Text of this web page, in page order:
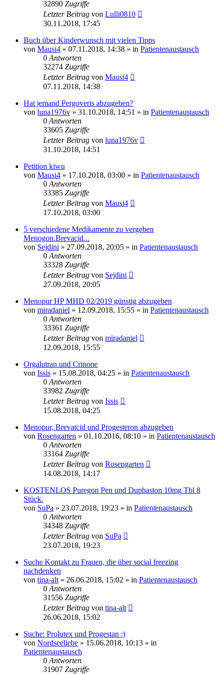
32890 Zugriffe
Letzter Beitrag von Lulli0810
30.11.2018, 17:45
Buch über Kinderwunsch mit vielen Tipps
von Mausi4 » 07.11.2018, 14:38 » in Patientenaustausch
0 Antworten
32274 Zugriffe
Letzter Beitrag von Mausi4
07.11.2018, 14:38
Hat jemand Pergoveris abzugeben?
von luna1976v » 31.10.2018, 14:51 » in Patientenaustausch
0 Antworten
33605 Zugriffe
Letzter Beitrag von luna1976v
31.10.2018, 14:51
Petition kiwu
von Mausi4 » 17.10.2018, 03:00 » in Patientenaustausch
0 Antworten
33385 Zugriffe
Letzter Beitrag von Mausi4
17.10.2018, 03:00
5 verschiedene Medikamente zu vergeben
Menogon.Brevacid...
von Sejdini » 27.09.2018, 20:05 » in Patientenaustausch
0 Antworten
33328 Zugriffe
Letzter Beitrag von Sejdini
27.09.2018, 20:05
Menopur HP MHD 02/2019 günstig abzugeben
von miradaniel » 12.09.2018, 15:55 » in Patientenaustausch
0 Antworten
33361 Zugriffe
Letzter Beitrag von miradaniel
12.09.2018, 15:55
Orgalutran und Crinone
von Issis » 15.08.2018, 04:25 » in Patientenaustausch
0 Antworten
33982 Zugriffe
Letzter Beitrag von Issis
15.08.2018, 04:25
Menopur, Brevatcid und Progesteron abzugeben
von Rosengarten » 01.10.2016, 08:10 » in Patientenaustausch
0 Antworten
33164 Zugriffe
Letzter Beitrag von Rosengarten
14.08.2018, 14:17
KOSTENLOS Puregon Pen und Duphaston 10mg Tbl 8
Stück.
von SuPa » 23.07.2018, 19:23 » in Patientenaustausch
0 Antworten
34348 Zugriffe
Letzter Beitrag von SuPa
23.07.2018, 19:23
Suche Kontakt zu Frauen, die über social freezing
nachdenken
von tina-alt » 26.06.2018, 15:02 » in Patientenaustausch
0 Antworten
31556 Zugriffe
Letzter Beitrag von tina-alt
26.06.2018, 15:02
Suche: Prolutex und Progestan :)
von Nordseeliebe » 15.06.2018, 10:13 » in
Patientenaustausch
0 Antworten
31907 Zugriffe